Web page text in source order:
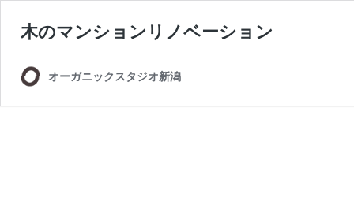
木のマンションリノベーション
オーガニックスタジオ新潟